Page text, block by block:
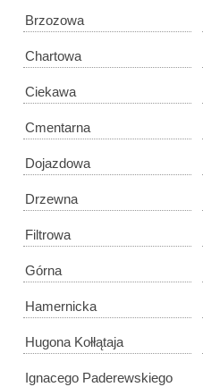
Brzozowa
Chartowa
Ciekawa
Cmentarna
Dojazdowa
Drzewna
Filtrowa
Górna
Hamernicka
Hugona Kołłątaja
Ignacego Paderewskiego